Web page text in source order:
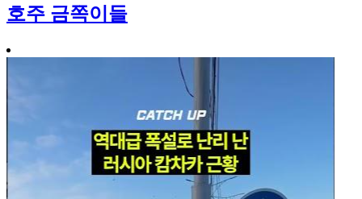
호주 금쪽이들